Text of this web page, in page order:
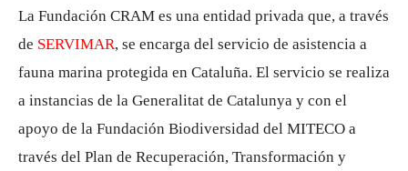
La Fundación CRAM es una entidad privada que, a través
de SERVIMAR, se encarga del servicio de asistencia a
fauna marina protegida en Cataluña. El servicio se realiza
a instancias de la Generalitat de Catalunya y con el
apoyo de la Fundación Biodiversidad del MITECO a
través del Plan de Recuperación, Transformación y